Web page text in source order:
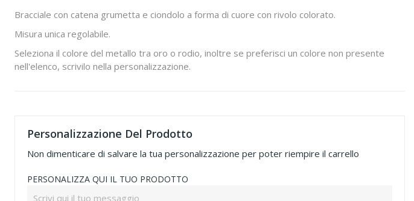
Bracciale con catena grumetta e ciondolo a forma di cuore con rivolo colorato.
Misura unica regolabile.
Seleziona il colore del metallo tra oro o rodio, inoltre se preferisci un colore non presente
nell'elenco, scrivilo nella personalizzazione.
Personalizzazione Del Prodotto
Non dimenticare di salvare la tua personalizzazione per poter riempire il carrello
PERSONALIZZA QUI IL TUO PRODOTTO